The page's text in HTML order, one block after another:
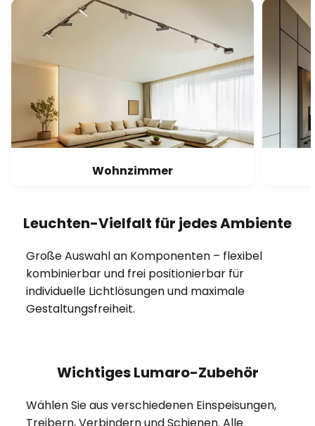
Wohnzimmer
Leuchten-Vielfalt für jedes Ambiente
Große Auswahl an Komponenten – flexibel
kombinierbar und frei positionierbar für
individuelle Lichtlösungen und maximale
Gestaltungsfreiheit.
Wichtiges Lumaro-Zubehör
Wählen Sie aus verschiedenen Einspeisungen,